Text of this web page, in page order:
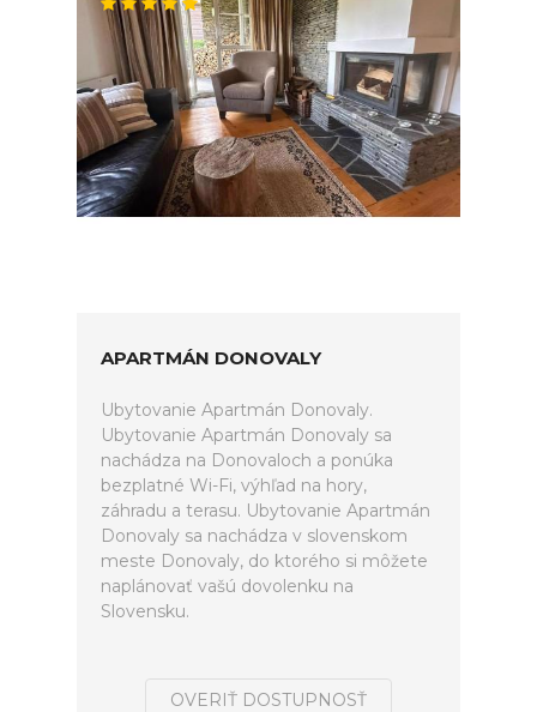
APARTMÁN DONOVALY
Ubytovanie Apartmán Donovaly.
Ubytovanie Apartmán Donovaly sa
nachádza na Donovaloch a ponúka
bezplatné Wi-Fi, výhľad na hory,
záhradu a terasu. Ubytovanie Apartmán
Donovaly sa nachádza v slovenskom
meste Donovaly, do ktorého si môžete
naplánovať vašú dovolenku na
Slovensku.
OVERIŤ DOSTUPNOSŤ